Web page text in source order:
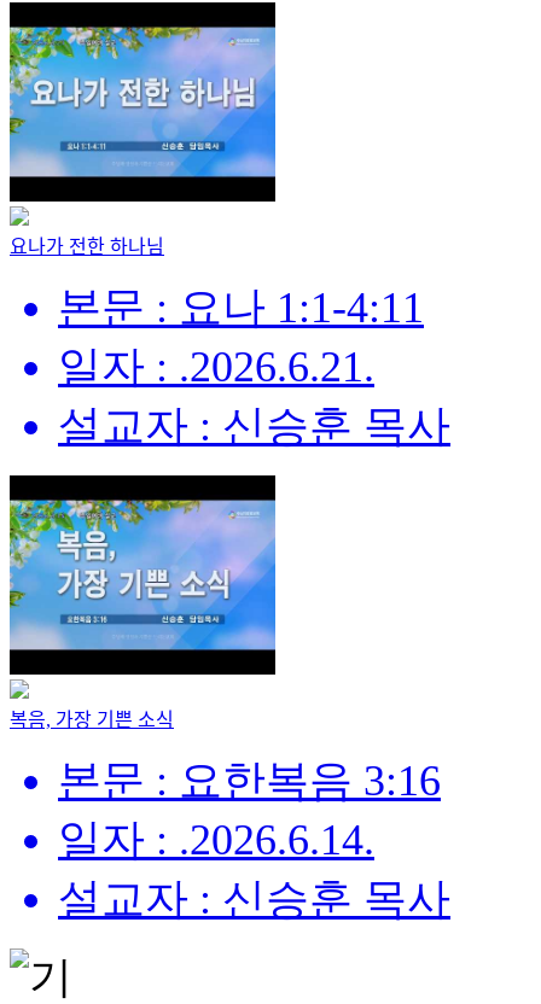
요나가 전한 하나님
본문 : 요나 1:1-4:11
일자 : .2026.6.21.
설교자 : 신승훈 목사
복음, 가장 기쁜 소식
본문 : 요한복음 3:16
일자 : .2026.6.14.
설교자 : 신승훈 목사